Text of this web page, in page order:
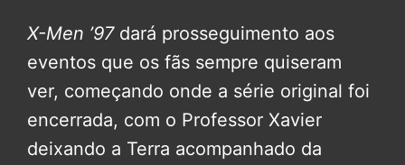
X-Men ’97dará prosseguimento aos
eventos que os fãs sempre quiseram
ver, começando onde a série original foi
encerrada, com o Professor Xavier
deixando a Terra acompanhado da